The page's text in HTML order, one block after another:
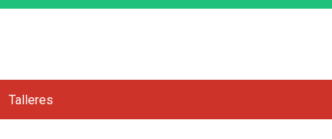
Talleres